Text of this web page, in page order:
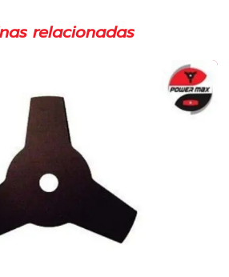
motosserras
52cc
sp
relacionadas